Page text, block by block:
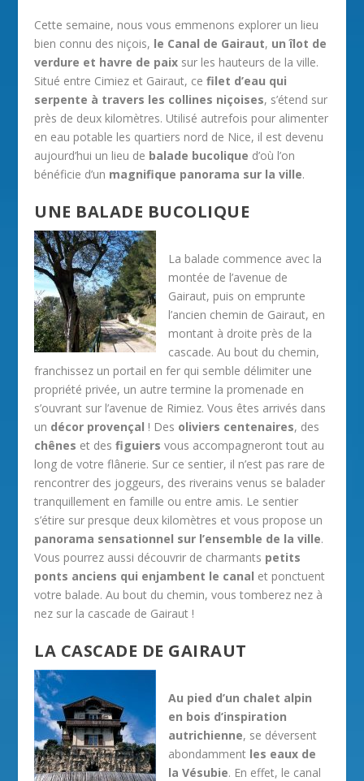
Cette semaine, nous vous emmenons explorer un lieu
bien connu des niçois, le Canal de Gairaut, un îlot de
verdure et havre de paix sur les hauteurs de la ville.
Situé entre Cimiez et Gairaut, cefilet d’eau qui
serpente à travers les collines niçoises, s’étend sur
près de deux kilomètres. Utilisé autrefois pour alimenter
en eau potable les quartiers nord de Nice, il est devenu
aujourd’hui un lieu de balade bucolique d’où l’on
bénéficie d’un magnifique panorama sur la ville.
UNE BALADE BUCOLIQUE
La balade commence avec la
montée de l’avenue de
Gairaut, puis on emprunte
l’ancien chemin de Gairaut, en
montant à droite près de la
cascade. Au bout du chemin,
franchissez un portail en fer qui semble délimiter une
propriété privée, un autre termine la promenade en
s’ouvrant sur l’avenue de Rimiez. Vous êtes arrivés dans
un décor provençal ! Des oliviers centenaires, des
chênes et desfiguiers vous accompagneront tout au
long de votre flânerie. Sur ce sentier, il n’est pas rare de
rencontrer des joggeurs, des riverains venus se balader
tranquillement en famille ou entre amis. Le sentier
s’étire sur presque deux kilomètres et vous propose un
panorama sensationnel sur l’ensemble de la ville.
Vous pourrez aussi découvrir de charmants petits
ponts anciens qui enjambent le canal et ponctuent
votre balade. Au bout du chemin, vous tomberez nez à
nez sur la cascade de Gairaut !
LA CASCADE DE GAIRAUT
Au pied d’un chalet alpin
en bois d’inspiration
autrichienne, se déversent
abondamment les eaux de
la Vésubie. En effet, le canal